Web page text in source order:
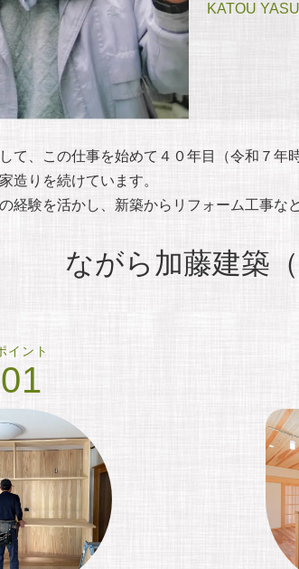
KATOU
て、この仕事を始めて４０年目（令和７年時
造りを続けています。
経験を活かし、新築からリフォーム工事な
ながら加藤建築
イント
01